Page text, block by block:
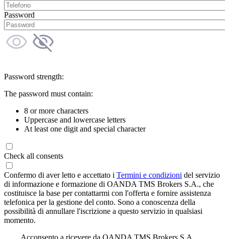
Password
Password strength:
The password must contain:
8 or more characters
Uppercase and lowercase letters
At least one digit and special character
Check all consents
Confermo di aver letto e accettato i Termini e condizioni del servizio
di informazione e formazione di OANDA TMS Brokers S.A., che
costituisce la base per contattarmi con l'offerta e fornire assistenza
telefonica per la gestione del conto. Sono a conoscenza della
possibilità di annullare l'iscrizione a questo servizio in qualsiasi
momento.
Acconsento a ricevere da OANDA TMS Brokers S.A.